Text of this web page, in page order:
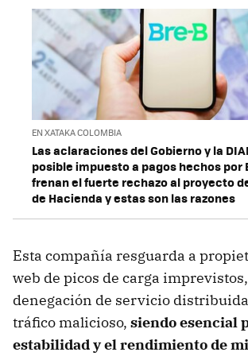
EN XATAKA COLOMBIA
Las aclaraciones del Gobierno y la
posible impuesto a pagos hechos por
frenan el fuerte rechazo al proyecto
de Hacienda y estas son las razones
Esta compañía resguarda a
web de picos de carga
denegación de servicio distribuida
tráfico malicioso, siendo esencial
estabilidad y el rendimiento de